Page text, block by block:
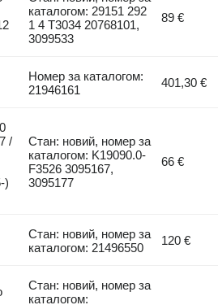
каталогом: 29151 292
1 4 T3034 20768101,
3099533
89 €
Номер за каталогом:
21946161
401,30 €
/
)
Стан: новий, номер за
каталогом: K19090.0-
F3526 3095167,
3095177
66 €
Стан: новий, номер за
каталогом: 21496550
120 €
Стан: новий, номер за
каталогом: